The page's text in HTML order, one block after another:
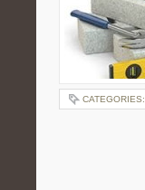
CATEGORIES: